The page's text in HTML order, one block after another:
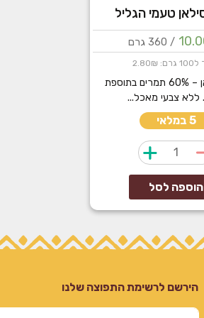
טעמי הגליל
/ 360 גרם
2.80₪
סירופ סילאן – 60% תמרים בתוספת
ללא צבעי מאכל...
5 במלאי
כמות
של
סירופ
סילאן
טעמי
הגליל
הוספה לסל
הירשם לרשימת התפוצה שלנו